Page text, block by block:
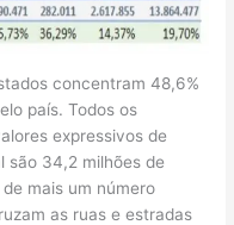
concentram 48,6%
país. Todos os
expressivos de
são 34,2 milhões de
mais um número
as ruas e estradas